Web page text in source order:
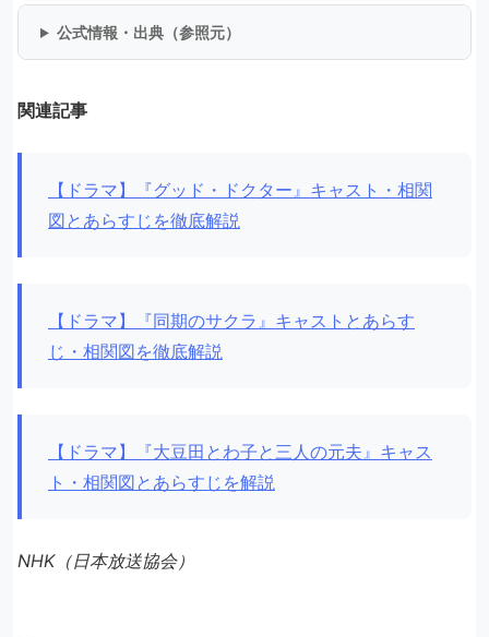
公式情報・出典（参照元）
関連記事
【ドラマ】『グッド・ドクター』キャスト・相関
図とあらすじを徹底解説
【ドラマ】『同期のサクラ』キャストとあらす
じ・相関図を徹底解説
【ドラマ】『大豆田とわ子と三人の元夫』キャス
ト・相関図とあらすじを解説
NHK（日本放送協会）